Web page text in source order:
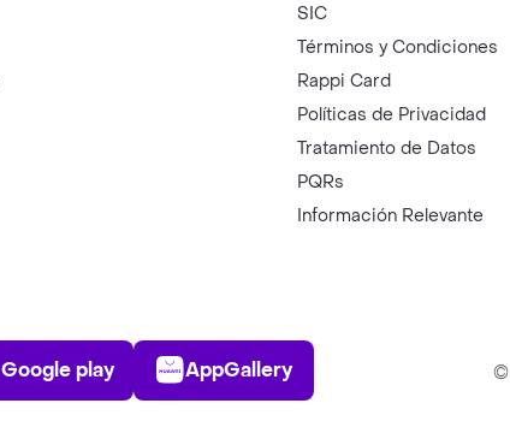
SIC
Términos y Condiciones
Rappi Card
Políticas de Privacidad
Tratamiento de Datos
PQRs
Información Relevante
Play Store
Google play
AppGallery
AppGallery ©